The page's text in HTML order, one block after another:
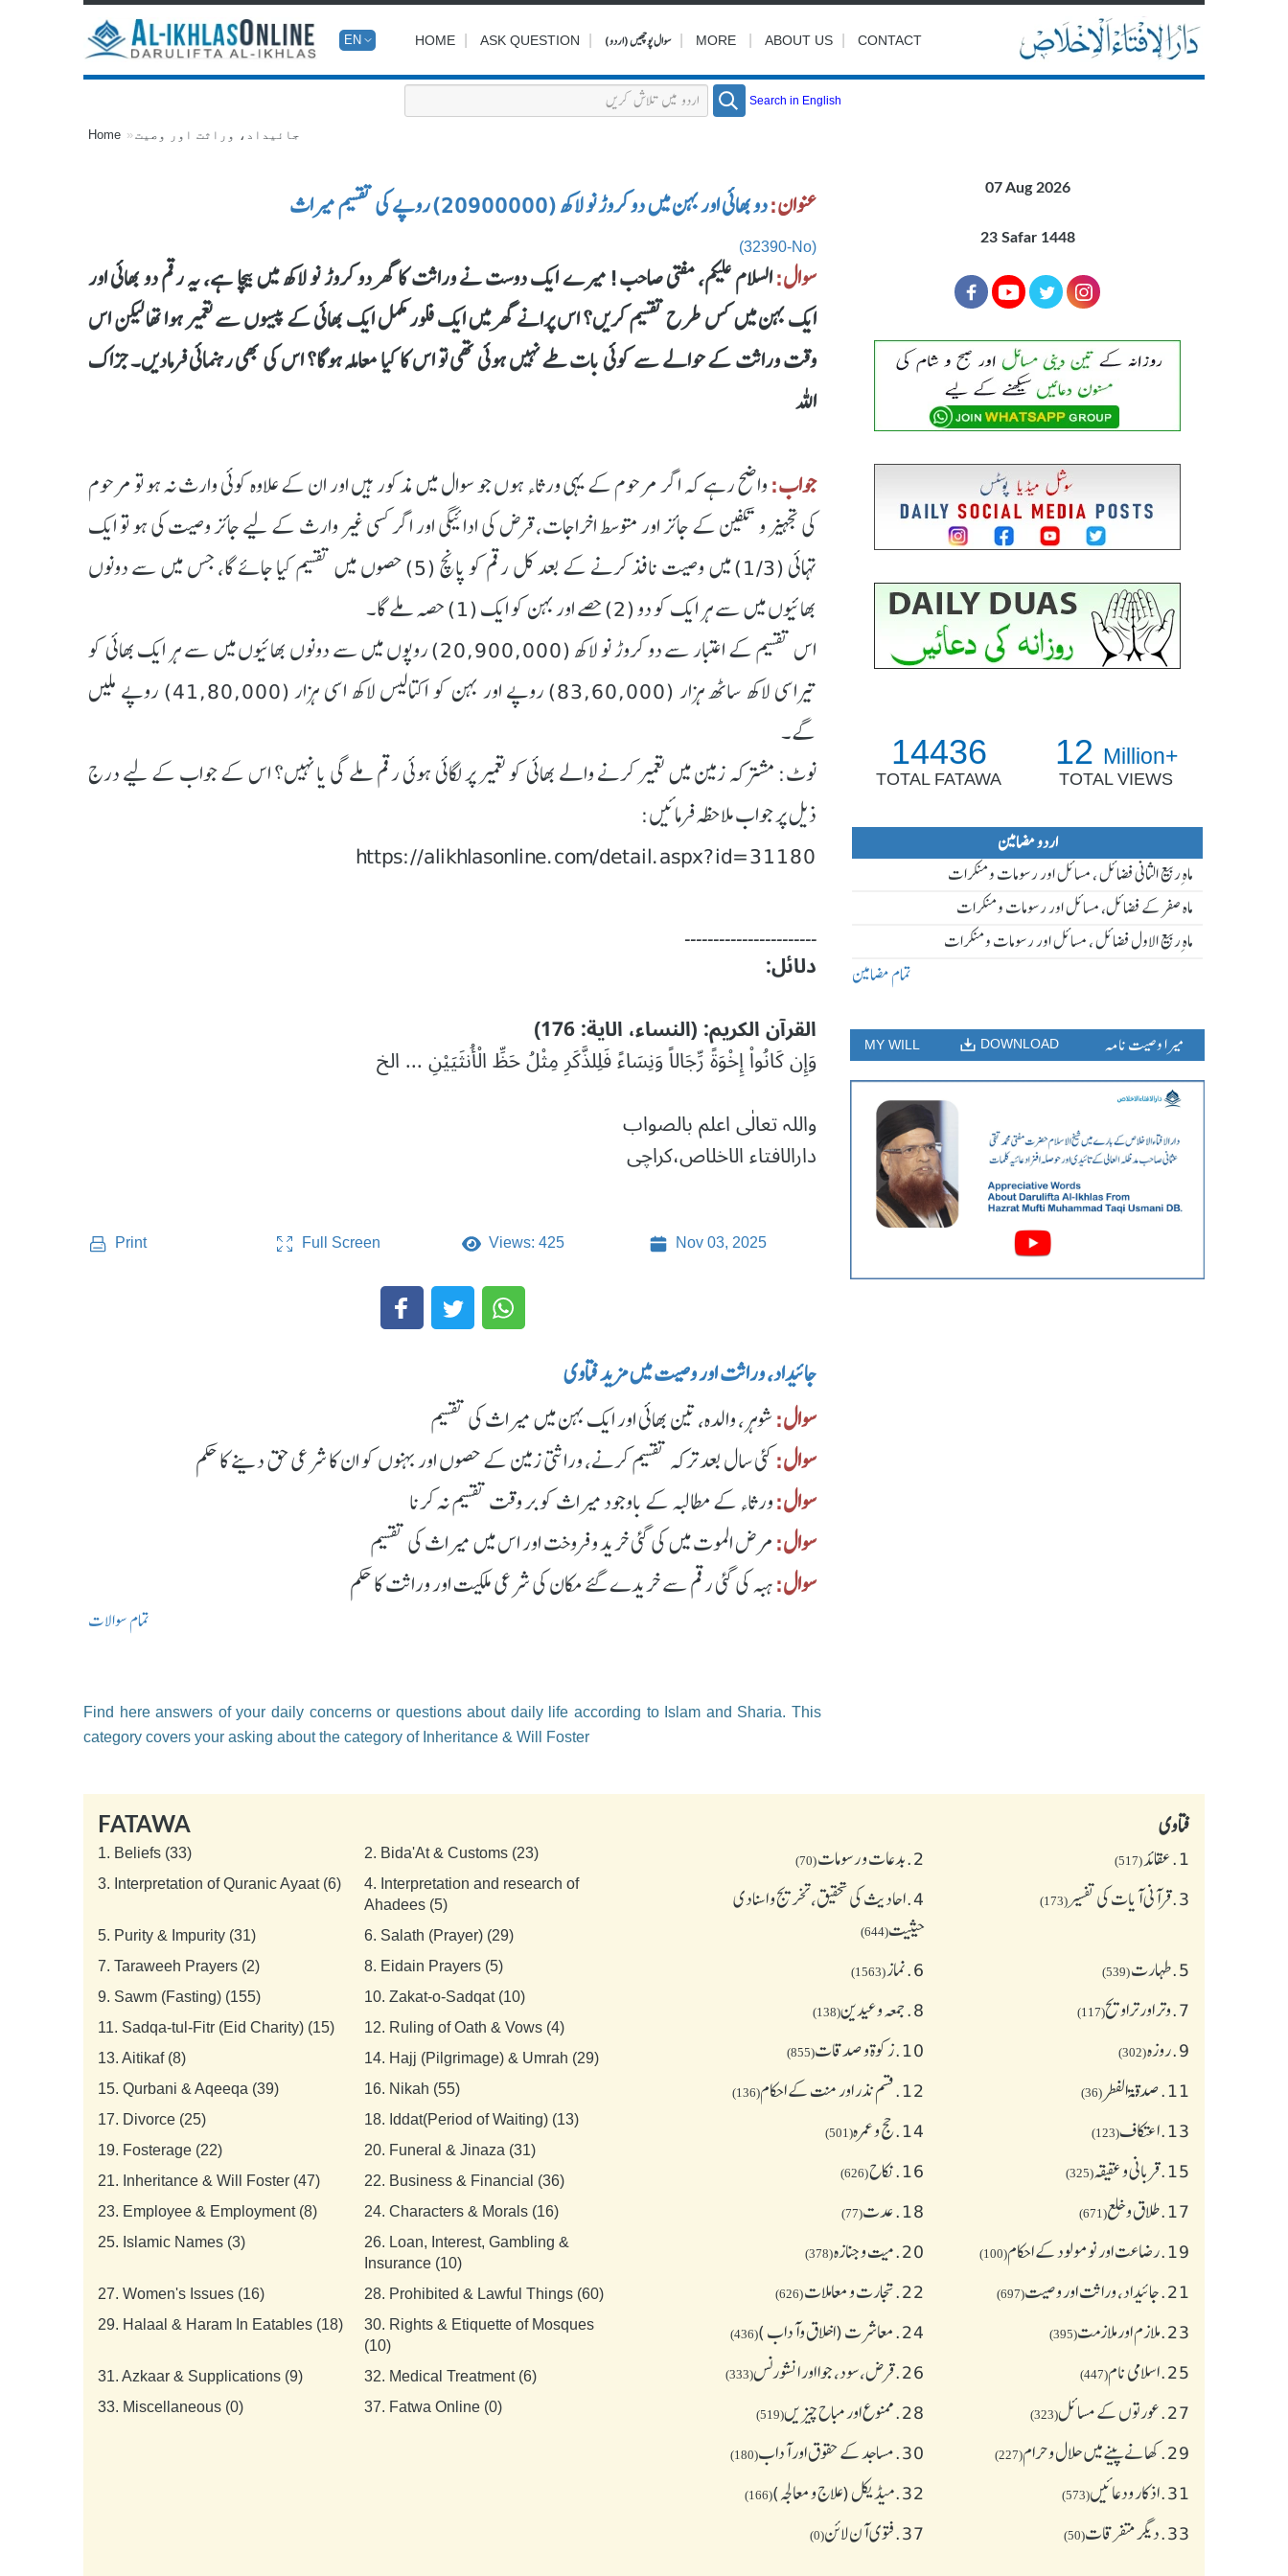
EN HOME ASK QUESTION سوال پوچھیں (اردو) MORE ABOUT US CONTACT
Search in English
Home جائیداد، وراثت اور وصیت
عنوان:دو بھائی اور بہن میں دو کروڑ نو لاکھ (20900000) روپے کی تقسیم میراث
(32390-No)
سوال:السلام علیکم، مفتی صاحب! میرے ایک دوست نے وراثت کا گھر دو کروڑ نو لاکھ میں بیچا ہے، یہ رقم دو بھائی اور
ایک بہن میں کس طرح تقسیم کریں؟ اس پرانے گھر میں ایک فلور مکمل ایک بھائی کے پیسوں سے تعمیر ہوا تھا لیکن اس
وقت وراثت کے حوالے سے کوئی بات طے نہیں ہوئی تھی تو اس کا کیا معاملہ ہوگا؟ اس کی بھی رہنمائی فرمادیں۔ جزاک
اللہ
جواب:واضح رہے کہ اگر مرحوم کے یہی ورثاء ہوں جو سوال میں مذکور ہیں اور ان کے علاوہ کوئی وارث نہ ہو تو مرحوم
کی تجہیز و تکفین کے جائز اور متوسط اخراجات، قرض کی ادائیگی اور اگر کسی غیر وارث کے لیے جائز وصیت کی ہو تو ایک
تہائی (1/3) میں وصیت نافذ کرنے کے بعد کل رقم کو پانچ (5) حصوں میں تقسیم کیا جائے گا، جس میں سے دونوں
بھائیوں میں سے ہر ایک کو دو (2) حصے اور بہن کو ایک (1) حصہ ملے گا۔
اس تقسیم کے اعتبار سے دو کروڑ نو لاکھ (20,900,000) روپوں میں سے دونوں بھائیوں میں سے ہر ایک بھائی کو
تیراسی لاکھ ساٹھ ہزار (83,60,000) روپے اور بہن کو اکتالیس لاکھ اسی ہزار (41,80,000) روپے ملیں
گے۔
نوٹ: مشترکہ زمین میں تعمیر کرنے والے بھائی کو تعمیر پر لگائی ہوئی رقم ملے گی یا نہیں؟ اس کے جواب کے لیے درج
ذیل پر جواب ملاحظہ فرمائیں:
https://alikhlasonline.com/detail.aspx?id=31180
۔۔۔۔۔۔۔۔۔۔۔۔۔۔۔۔۔۔۔۔۔۔۔
دلائل:
القرآن الکریم: (النساء، الایة: 176)
وَإِن كَانُواْ إِخْوَةً رِّجَالاً وَنِسَاءً فَلِلذَّكَرِ مِثْلُ حَظِّ الْأُنثَيَيْنِ ... الخ
واللہ تعالٰی اعلم بالصواب
دارالافتاء الاخلاص،کراچی
Print Full Screen Views: 425 Nov 03, 2025
جائیداد، وراثت اور وصیت میں مزید فتاوی
سوال:شوہر، والدہ، تین بھائی اور ایک بہن میں میراث کی تقسیم
سوال:کئی سال بعد ترکہ تقسیم کرنے، وراثتی زمین کے حصوں اور بہنوں کو ان کا شرعی حق دینے کا حکم
سوال:ورثاء کے مطالبہ کے باوجود میراث کو بر وقت تقسیم نہ کرنا
سوال:مرض الموت میں کی گئی خرید و فروخت اور اس میں میراث کی تقسیم
سوال:ہبہ کی گئی رقم سے خریدے گئے مکان کی شرعی ملکیت اور وراثت کا حکم
تمام سوالات
Find here answers of your daily concerns or questions about daily life according to Islam and Sharia. This
category covers your asking about the category of Inheritance & Will Foster
07 Aug 2026
23 Safar 1448
14436
TOTAL FATAWA
12 Million+
TOTAL VIEWS
اردو مضامین
ماہ ِربیع الثانی فضائل ، مسائل اور رسومات و منکرات
ماہ صفر کے فضائل، مسائل اور رسومات و منکرات
ماہ ِربیع الاول فضائل ، مسائل اور رسومات و منکرات
تمام مضامین
MY WILL DOWNLOAD میرا وصیت نامہ
فتاوی
1. عقائد(517)
2. بدعات و رسومات(70)
3. قرآنی آیات کی تفسیر(173)
4. احادیث کی تحقیق، تخریج و اسنادی
حیثیت(644)
5. طهارت(539)
6. نماز(1563)
7. وتر اور تراویح(117)
8. جمعہ وعیدین(138)
9. روزہ(302)
10. زکوة و صدقات(855)
11. صدقۃ الفطر (36)
12. قسم نذر اور منت کے احکام(136)
13. اعتکاف(123)
14. حج و عمرہ(501)
15. قربانی و عقیقہ(325)
16. نکاح(626)
17. طلاق و خلع(671)
18. عدت(77)
19. رضاعت اور نومولود کے احکام(100)
20. میت و جنازہ(378)
21. جائیداد، وراثت اور وصیت(697)
22. تجارت و معاملات(626)
23. ملازم اور ملازمت(395)
24. معاشرت (اخلاق وآداب )(436)
25. اسلامی نام(447)
26. قرض،سود، جوا اور انشورنس(333)
27. عورتوں کے مسائل(323)
28. ممنوع اور مباح چیز یں(519)
29. کھانے پینے میں حلال و حرام(227)
30. مساجد کے حقوق اور آداب(180)
31. اذکار ودعائیں(573)
32. میڈیکل (علاج و معالجہ)(166)
33. دیگر متفرقات(50)
37. فتوی آن لائن(0)
FATAWA
1. Beliefs (33) 2. Bida'At & Customs (23)
3. Interpretation of Quranic Ayaat (6) 4. Interpretation and research of
Ahadees (5)
5. Purity & Impurity (31) 6. Salath (Prayer) (29)
7. Taraweeh Prayers (2) 8. Eidain Prayers (5)
9. Sawm (Fasting) (155) 10. Zakat-o-Sadqat (10)
11. Sadqa-tul-Fitr (Eid Charity) (15) 12. Ruling of Oath & Vows (4)
13. Aitikaf (8) 14. Hajj (Pilgrimage) & Umrah (29)
15. Qurbani & Aqeeqa (39) 16. Nikah (55)
17. Divorce (25) 18. Iddat(Period of Waiting) (13)
19. Fosterage (22) 20. Funeral & Jinaza (31)
21. Inheritance & Will Foster (47) 22. Business & Financial (36)
23. Employee & Employment (8) 24. Characters & Morals (16)
25. Islamic Names (3) 26. Loan, Interest, Gambling &
Insurance (10)
27. Women's Issues (16) 28. Prohibited & Lawful Things (60)
29. Halaal & Haram In Eatables (18) 30. Rights & Etiquette of Mosques
(10)
31. Azkaar & Supplications (9) 32. Medical Treatment (6)
33. Miscellaneous (0) 37. Fatwa Online (0)